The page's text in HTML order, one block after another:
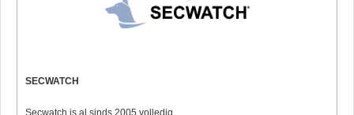
SECWATCH
Secwatch is al sinds 2005 volledig